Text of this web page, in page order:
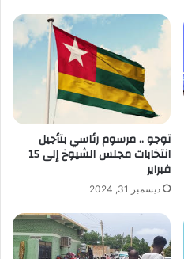
توجو .. مرسوم رئاسي بتأجيل
انتخابات مجلس الشيوخ إلى 15
فبراير
ديسمبر 31, 2024